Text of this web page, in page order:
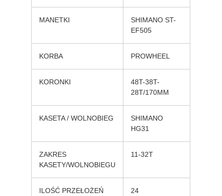
MANETKI
SHIMANO ST-
EF505
KORBA PROWHEEL
KORONKI
48T-38T-
28T/170MM
KASETA / WOLNOBIEG
SHIMANO
HG31
ZAKRES
KASETY/WOLNOBIEGU
11-32T
ILOŚĆ PRZEŁOŻEŃ 24